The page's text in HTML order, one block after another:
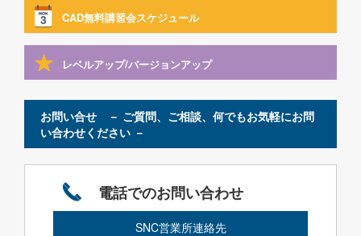
CAD無料講習会スケジュール
レベルアップ/バージョンアップ
お問い合せ － ご質問、ご相談、何でもお気軽にお問
い合わせください －
電話でのお問い合わせ
SNC営業所連絡先